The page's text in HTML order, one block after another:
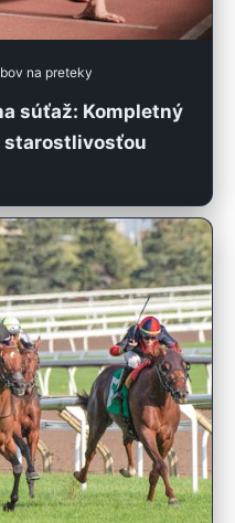
na preteky
súťaž: Kompletný
starostlivosťou